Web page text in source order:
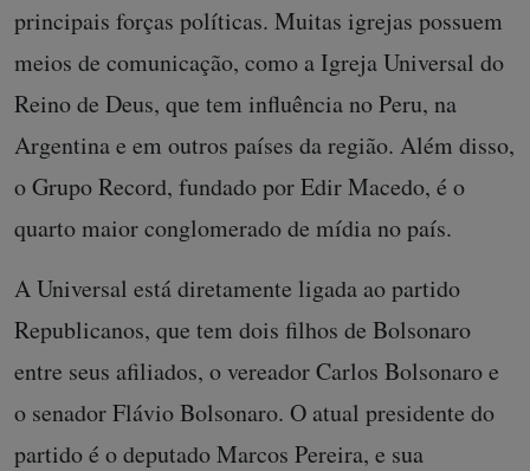
principais forças políticas. Muitas igrejas possuem
meios de comunicação, como a Igreja Universal do
Reino de Deus, que tem influência no Peru, na
Argentina e em outros países da região. Além disso,
o Grupo Record, fundado por Edir Macedo, é o
quarto maior conglomerado de mídia no país.
A Universal está diretamente ligada ao partido
Republicanos, que tem dois filhos de Bolsonaro
entre seus afiliados, o vereador Carlos Bolsonaro e
o senador Flávio Bolsonaro. O atual presidente do
partido é o deputado Marcos Pereira, e sua